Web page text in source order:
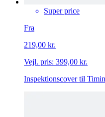
Super price
Fra
219,00 kr.
Vejl. pris: 399,00 kr.
Inspektionscover til